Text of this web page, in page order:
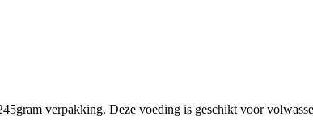
verpakking. Deze voeding is geschikt voor